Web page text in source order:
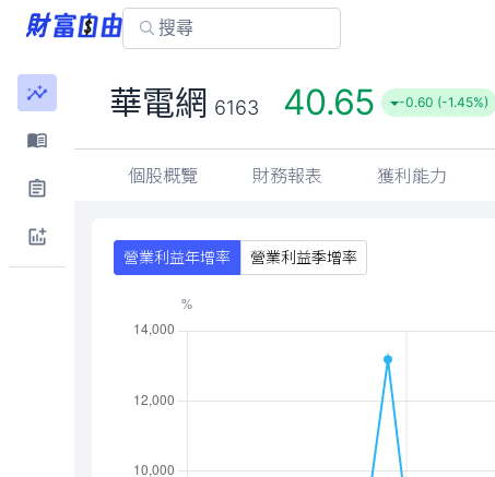
華電網 6163 40.65 -0.60 (-1.45%)
個股概覽 財務報表 獲利能力
營業利益年增率 營業利益季增率